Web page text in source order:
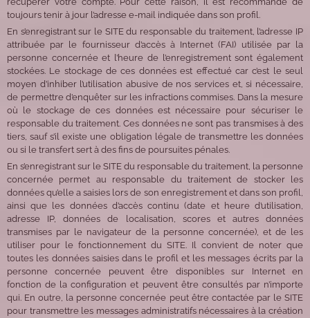
toujours tenir à jour l’adresse e-mail indiquée dans son profil.
En s’enregistrant sur le SITE du responsable du traitement, l’adresse IP
attribuée par le fournisseur d’accès à Internet (FAI) utilisée par la
personne concernée et l’heure de l’enregistrement sont également
stockées. Le stockage de ces données est effectué car c’est le seul
moyen d’inhiber l’utilisation abusive de nos services et, si nécessaire,
de permettre d’enquêter sur les infractions commises. Dans la mesure
où le stockage de ces données est nécessaire pour sécuriser le
responsable du traitement. Ces données ne sont pas transmises à des
tiers, sauf s’il existe une obligation légale de transmettre les données
ou si le transfert sert à des fins de poursuites pénales.
En s’enregistrant sur le SITE du responsable du traitement, la personne
concernée permet au responsable du traitement de stocker les
données qu’elle a saisies lors de son enregistrement et dans son profil,
ainsi que les données d’accès continu (date et heure d’utilisation,
adresse IP, données de localisation, scores et autres données
transmises par le navigateur de la personne concernée), et de les
utiliser pour le fonctionnement du SITE. Il convient de noter que
toutes les données saisies dans le profil et les messages écrits par la
personne concernée peuvent être disponibles sur Internet en
fonction de la configuration et peuvent être consultés par n’importe
qui. En outre, la personne concernée peut être contactée par le SITE
pour transmettre les messages administratifs nécessaires à la création